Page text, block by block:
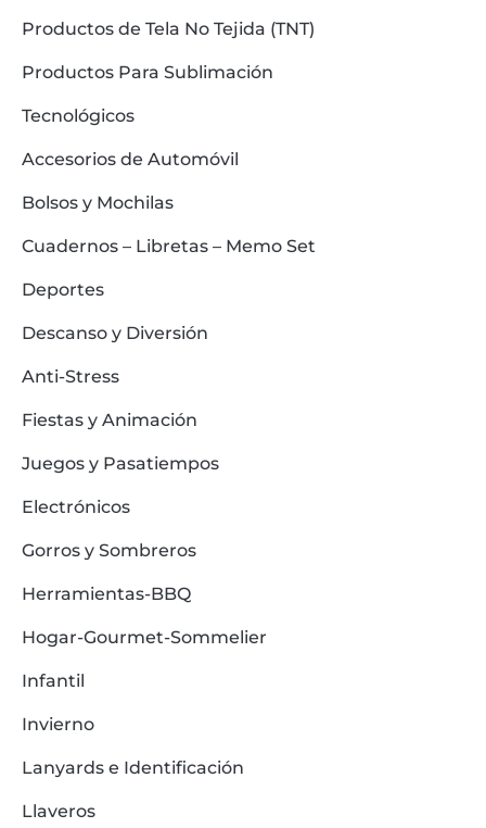
Productos de Tela No Tejida (TNT)
Productos Para Sublimación
Tecnológicos
Accesorios de Automóvil
Bolsos y Mochilas
Cuadernos – Libretas – Memo Set
Deportes
Descanso y Diversión
Anti-Stress
Fiestas y Animación
Juegos y Pasatiempos
Electrónicos
Gorros y Sombreros
Herramientas-BBQ
Hogar-Gourmet-Sommelier
Infantil
Invierno
Lanyards e Identificación
Llaveros